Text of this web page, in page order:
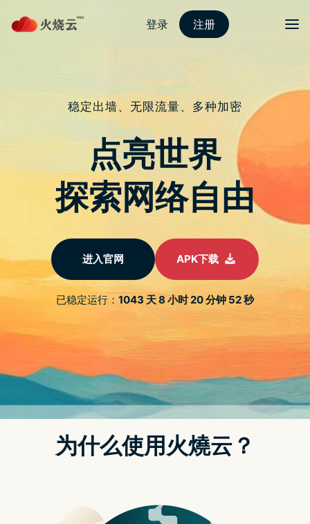
夜煞云下载
目录 Search
2024 It’s Glowtime 闪耀
时刻 苹果发表会重点总
整理：iPhone 16、
Apple Watch Series
10、AirPods 4
夜煞云下载技术协会
首页
2024 It’s Glowtime 闪耀时刻 苹果发表会重点总整理：
iPhone 16、Apple Watch series 10、AirPods 4
Apple Watch Series 10